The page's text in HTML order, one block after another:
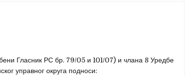
Гласник РС бр. 79/05 и 101/07) и члана 8 Уредбе
управног округа подноси: